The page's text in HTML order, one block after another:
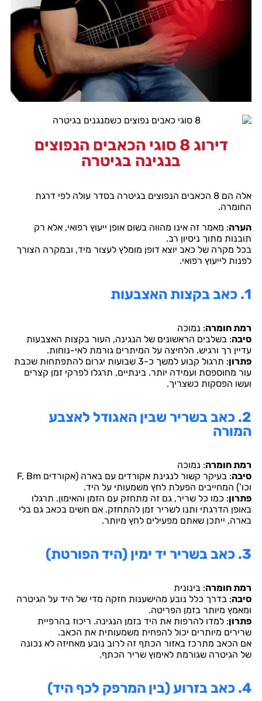
דירוג 8 סוגי הכאבים הנפוצים
בנגינה בגיטרה
אלה הם 8 הכאבים הנפוצים בגיטרה בסדר עולה לפי דרגת
החומרה.
הערה: מאמר זה אינו מהווה בשום אופן ייעוץ רפואי, אלא רק
תובנות מתוך ניסיון רב.
בכל מקרה של כאב יוצא דופן מומלץ לעצור מיד, ובמקרה הצורך
לפנות לייעוץ רפואי.
1. כאב בקצות האצבעות
רמת חומרה: נמוכה
סיבה: בשלבים הראשונים של הנגינה, העור בקצות האצבעות
עדיין רך ורגיש. הלחיצה על המיתרים גורמת לאי-נוחות.
פתרון
: תרגול קבוע למשך כ-3 שבועות יגרום להתפתחות שכבת
עור מחוספסת ועמידה יותר. בינתיים, תרגלו לפרקי זמן קצרים
ועשו הפסקות כשצריך.
2. כאב בשריר שבין האגודל לאצבע
המורה
רמת חומרה: נמוכה
סיבה
: בעיקר קשור לנגינת אקורדים עם בארה (אקורדים F, Bm
וכו’) המחייבים הפעלת לחץ משמעותי על היד.
פתרון: כמו כל שריר, גם זה מתחזק עם הזמן והאימון. תרגלו
באופן הדרגתי ותנו לשריר זמן להתחזק. אם חשים בכאב גם בלי
בארה, ייתכן שאתם מפעילים לחץ מיותר.
3. כאב בשריר יד ימין (היד הפורטת)
רמת חומרה: בינונית
סיבה: בדרך כלל נובע מהישענות חזקה מדי של היד על הגיטרה
ומאמץ מיותר בזמן הפריטה.
פתרון: למדו להרפות את היד בזמן הנגינה. ריכוז בהרפיית
שרירים מיותרים יכול להפחית משמעותית את הכאב.
אם הכאב מתרכז באזור הכתף זה לרוב נובע מאחיזה לא נכונה
של הגיטרה שגורמת לאימוץ שריר הכתף.
4. כאב בזרוע (בין המרפק לכף היד)